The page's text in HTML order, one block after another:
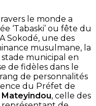
le monde a
‘Tabaski’ ou fête du
Sokodé, une des
musulmane, la
stade municipal en
de fidèles dans le
de personnalités
du Préfet de
Mateyindou, celle des